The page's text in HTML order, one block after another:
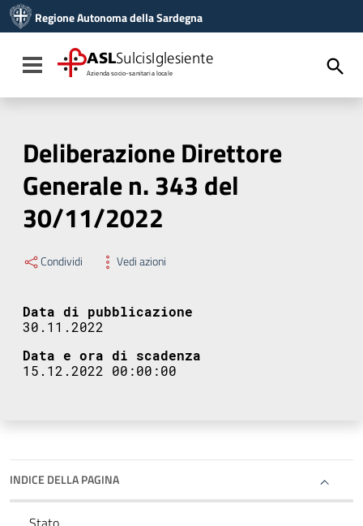
Vai al menu di navigazione
Vai al footer
Regione Autonoma della Sardegna
Toggle navigation
ASLSulcisIglesiente
Azienda socio-sanitaria locale
Deliberazione Direttore
Generale n. 343 del
30/11/2022
Condividi Vedi azioni
Data di pubblicazione
30.11.2022
Data e ora di scadenza
15.12.2022 00:00:00
INDICE DELLA PAGINA